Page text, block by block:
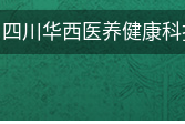
四川华西医养健康